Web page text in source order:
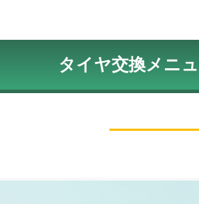
タイヤ交換メニ